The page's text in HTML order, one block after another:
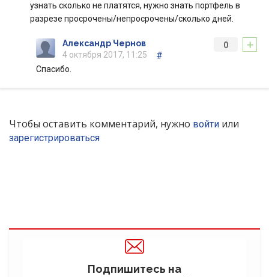
узнать сколько не платятся, нужно знать портфель в
разрезе просрочены/непросрочены/сколько дней.
+
0
Александр Чернов
4 октября 2017, 11:25
#
Спасибо.
Чтобы оставить комментарий, нужно войти или
зарегистрироваться
Подпишитесь на